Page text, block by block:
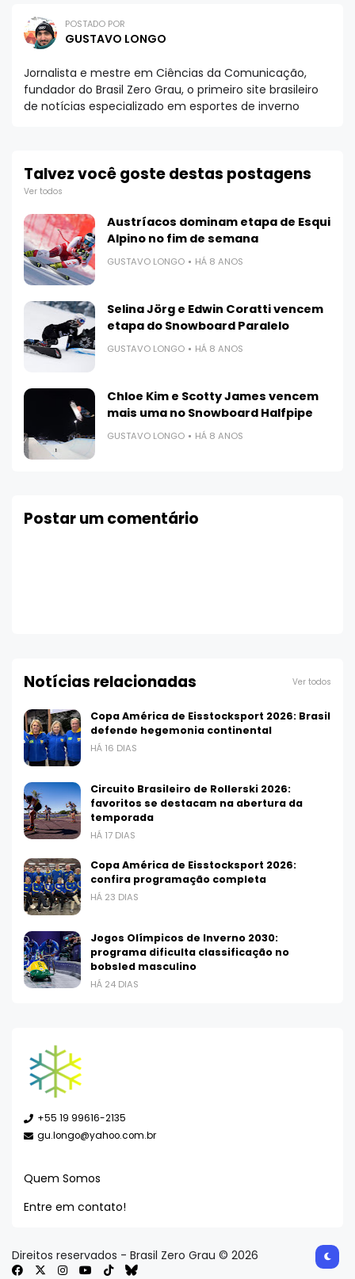
POSTADO POR
GUSTAVO LONGO
Jornalista e mestre em Ciências da Comunicação,
fundador do Brasil Zero Grau, o primeiro site brasileiro
de notícias especializado em esportes de inverno
Talvez você goste destas postagens
Ver todos
Austríacos dominam etapa de Esqui
Alpino no fim de semana
GUSTAVO LONGO HÁ 8 ANOS
Selina Jörg e Edwin Coratti vencem
etapa do Snowboard Paralelo
GUSTAVO LONGO HÁ 8 ANOS
Chloe Kim e Scotty James vencem
mais uma no Snowboard Halfpipe
GUSTAVO LONGO HÁ 8 ANOS
Postar um comentário
Notícias relacionadas Ver todos
Copa América de Eisstocksport 2026: Brasil
defende hegemonia continental
HÁ 16 DIAS
Circuito Brasileiro de Rollerski 2026:
favoritos se destacam na abertura da
temporada
HÁ 17 DIAS
Copa América de Eisstocksport 2026:
confira programação completa
HÁ 23 DIAS
Jogos Olímpicos de Inverno 2030:
programa dificulta classificação no
bobsled masculino
HÁ 24 DIAS
+55 19 99616-2135
gu.longo@yahoo.com.br
Quem Somos
Entre em contato!
Direitos reservados - Brasil Zero Grau © 2026